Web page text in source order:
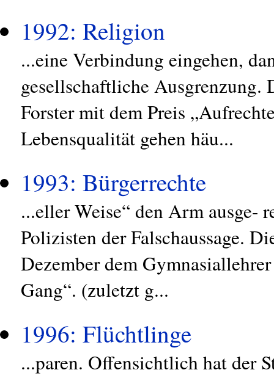
1992: Religion
...eine Verbindung eingehen,
gesellschaftliche
Forster mit dem Preis
Lebensqualität gehen häu...
1993: Bürgerrechte
...eller Weise“ den Arm
Polizisten der Falschaussage.
Dezember dem
Gang“. (zuletzt g...
1996: Flüchtlinge
...paren. Offensichtlich hat der